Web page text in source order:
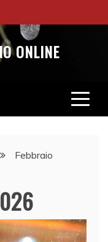
ONLINE
Febbraio